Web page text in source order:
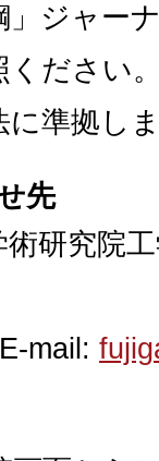
」ジャー
ください
に準拠し
先
研究院
mail: